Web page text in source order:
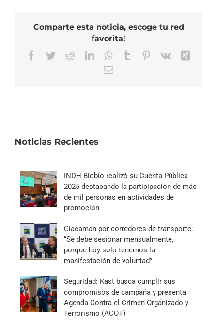
Comparte esta noticia, escoge tu red
favorita!
Facebook
TwitterRedditLinkedInWhatsApp
TumblrPinterest
Vk
Correo
Noticias Recientes
INDH Biobío realizó su Cuenta Pública
2025 destacando la participación de más
de mil personas en actividades de
promoción
Giacaman por corredores de transporte:
“Se debe sesionar mensualmente,
porque hoy solo tenemos la
manifestación de voluntad”
Seguridad: Kast busca cumplir sus
compromisos de campaña y presenta
Agenda Contra el Crimen Organizado y
Terrorismo (ACOT)